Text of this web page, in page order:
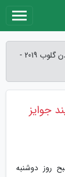
شگفتی های خوشایند و ناخوشایند جوایز گلدن گلوب 2019 -
جوایز
روز دوشنبه